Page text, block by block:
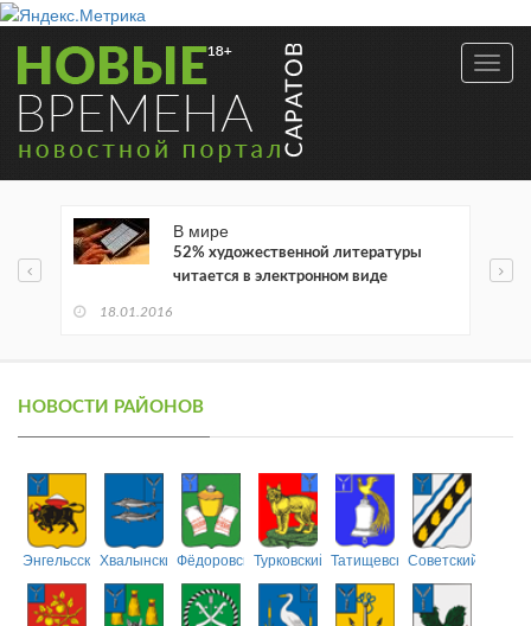
В мире
52% художественной литературы
читается в электронном виде
18.01.2016
НОВОСТИ РАЙОНОВ
ЭнгельсскийХвалынскийФёдоровскийТурковский ТатищевскийСоветский